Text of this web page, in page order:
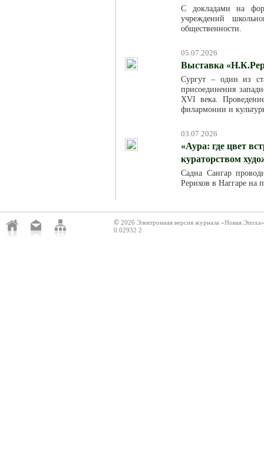
С докладами на
учреждений
общественности.
05.07.2026
Выставка
Сургут – один из
присоединения
XVI века.
филармонии и
03.07.2026
«Аура: где цвет
кураторством
Садна Сангар
Рерихов в Наггаре на
© 2026 Электронная версия журнала «Новая Эпоха»
0.02932 2